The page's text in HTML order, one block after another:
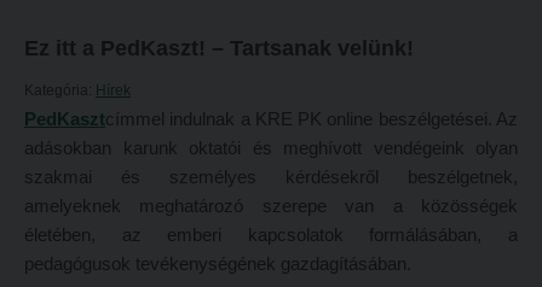
Kari pályázatok
Szakdolgozati tudnivalók
Tanulmányi határidők
Tanulmányi Osztály
HALLGATÓINKNAK
2026/2027. tanévre felvett hallgatók részére
HÖK
Konzultációs időpontok
Órarend
Kari mentorok
Ez itt a PedKaszt! – Tartsanak velünk!
Kategória: Hírek
PedKasztcímmel indulnak a KRE PK online beszélgetései. Az
adásokban karunk oktatói és meghívott vendégeink olyan
szakmai és személyes kérdésekről beszélgetnek,
amelyeknek meghatározó szerepe van a közösségek
életében, az emberi kapcsolatok formálásában, a
pedagógusok tevékenységének gazdagításában.